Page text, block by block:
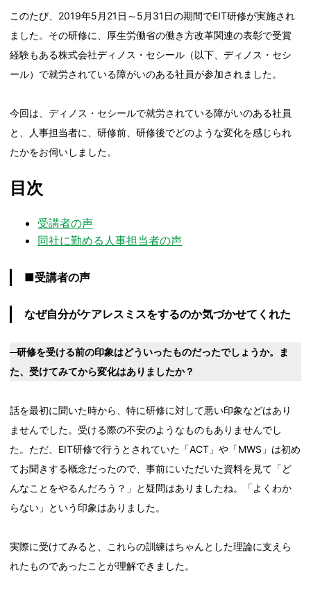
このたび、2019年5月21日～5月31日の期間でEIT研修が実施され
ました。その研修に、厚生労働省の働き方改革関連の表彰で受賞
経験もある株式会社ディノス・セシール（以下、ディノス・セシ
ール）で就労されている障がいのある社員が参加されました。
今回は、ディノス・セシールで就労されている障がいのある社員
と、人事担当者に、研修前、研修後でどのような変化を感じられ
たかをお伺いしました。
目次
受講者の声
同社に勤める人事担当者の声
■受講者の声
なぜ自分がケアレスミスをするのか気づかせてくれた
─研修を受ける前の印象はどういったものだったでしょうか。ま
た、受けてみてから変化はありましたか？
話を最初に聞いた時から、特に研修に対して悪い印象などはあり
ませんでした。受ける際の不安のようなものもありませんでし
た。ただ、EIT研修で行うとされていた「ACT」や「MWS」は初め
てお聞きする概念だったので、事前にいただいた資料を見て「ど
んなことをやるんだろう？」と疑問はありましたね。「よくわか
らない」という印象はありました。
実際に受けてみると、これらの訓練はちゃんとした理論に支えら
れたものであったことが理解できました。